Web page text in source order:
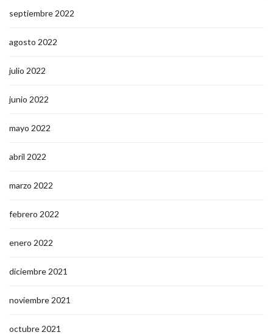
septiembre 2022
agosto 2022
julio 2022
junio 2022
mayo 2022
abril 2022
marzo 2022
febrero 2022
enero 2022
diciembre 2021
noviembre 2021
octubre 2021